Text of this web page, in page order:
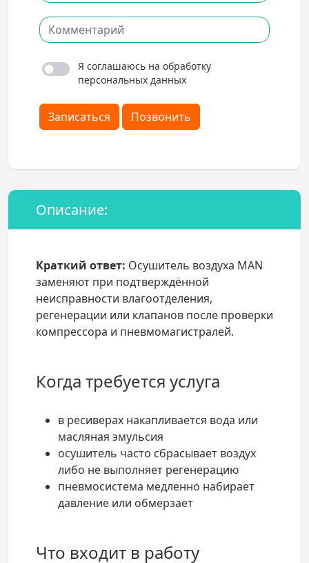
Я соглашаюсь на обработку
персональных данных
Записаться Позвонить
Описание:
Краткий ответ: Осушитель воздуха MAN
заменяют при подтверждённой
неисправности влагоотделения,
регенерации или клапанов после проверки
компрессора и пневмомагистралей.
Когда требуется услуга
в ресиверах накапливается вода или
масляная эмульсия
осушитель часто сбрасывает воздух
либо не выполняет регенерацию
пневмосистема медленно набирает
давление или обмерзает
Что входит в работу